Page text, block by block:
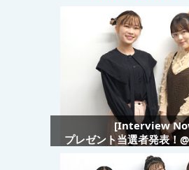
[Interview
プレゼント当選者発表！